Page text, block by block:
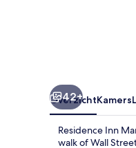
42+
OverzichtKamers
Residence Inn
walk of Wall